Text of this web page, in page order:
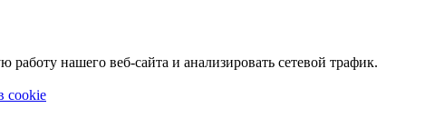
нашего веб-сайта и анализировать сетевой трафик.
cookie